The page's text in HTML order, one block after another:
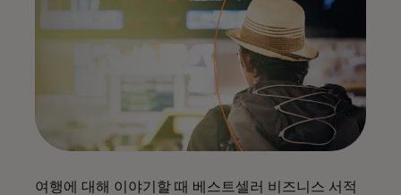
여행에 대해 이야기할 때 베스트셀러 비즈니스 서적